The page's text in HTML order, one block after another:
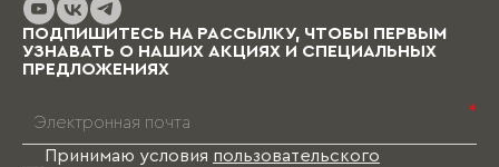
ПОДПИШИТЕСЬ НА РАССЫЛКУ, ЧТОБЫ ПЕРВЫМ
УЗНАВАТЬ О НАШИХ АКЦИЯХ И СПЕЦИАЛЬНЫХ
ПРЕДЛОЖЕНИЯХ
*
Принимаю условия пользовательского